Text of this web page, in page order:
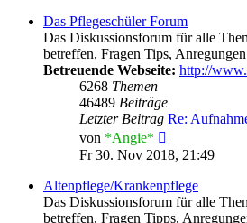
Das Pflegeschüler Forum
Das Diskussionsforum für alle
betreffen, Fragen Tips,
Betreuende Webseite: http://
6268 Themen
46489 Beiträge
Letzter Beitrag Re:
von *Angie*
Beitrag
Fr 30. Nov 2018, 21:49
Altenpflege/Krankenpflege
Das Diskussionsforum für alle
betreffen, Fragen Tipps,